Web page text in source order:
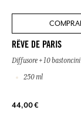
RÊVE DE PARIS
Diffusore + 10 bastoncini
250 ml
44,00 €